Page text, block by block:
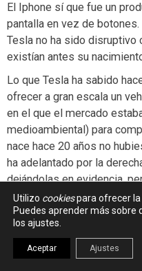
El Iphone sí que fue un
pantalla en vez de botones.
Tesla no ha sido disruptivo
existían antes su
Lo que Tesla ha sabido
ofrecer a gran escala un
en el que el mercado
medioambiental) para
nace hace 20 años no
ha adelantado por la
dejándolas en evidencia,
pondrán a su altura en
tiene una gran capacidad
productos en los
crear de nada y en tan
automóviles y luchar
Utilizo cookiespara ofrecer la
Puedes aprender más sobre
los ajustes.
Aceptar Ajustes